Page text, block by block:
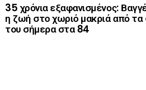
35 χρόνια εξαφανισμένος:
η ζωή στο χωριό μακριά από
του σήμερα στα 84